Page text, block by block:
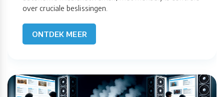
over cruciale beslissingen.
ONTDEK MEER